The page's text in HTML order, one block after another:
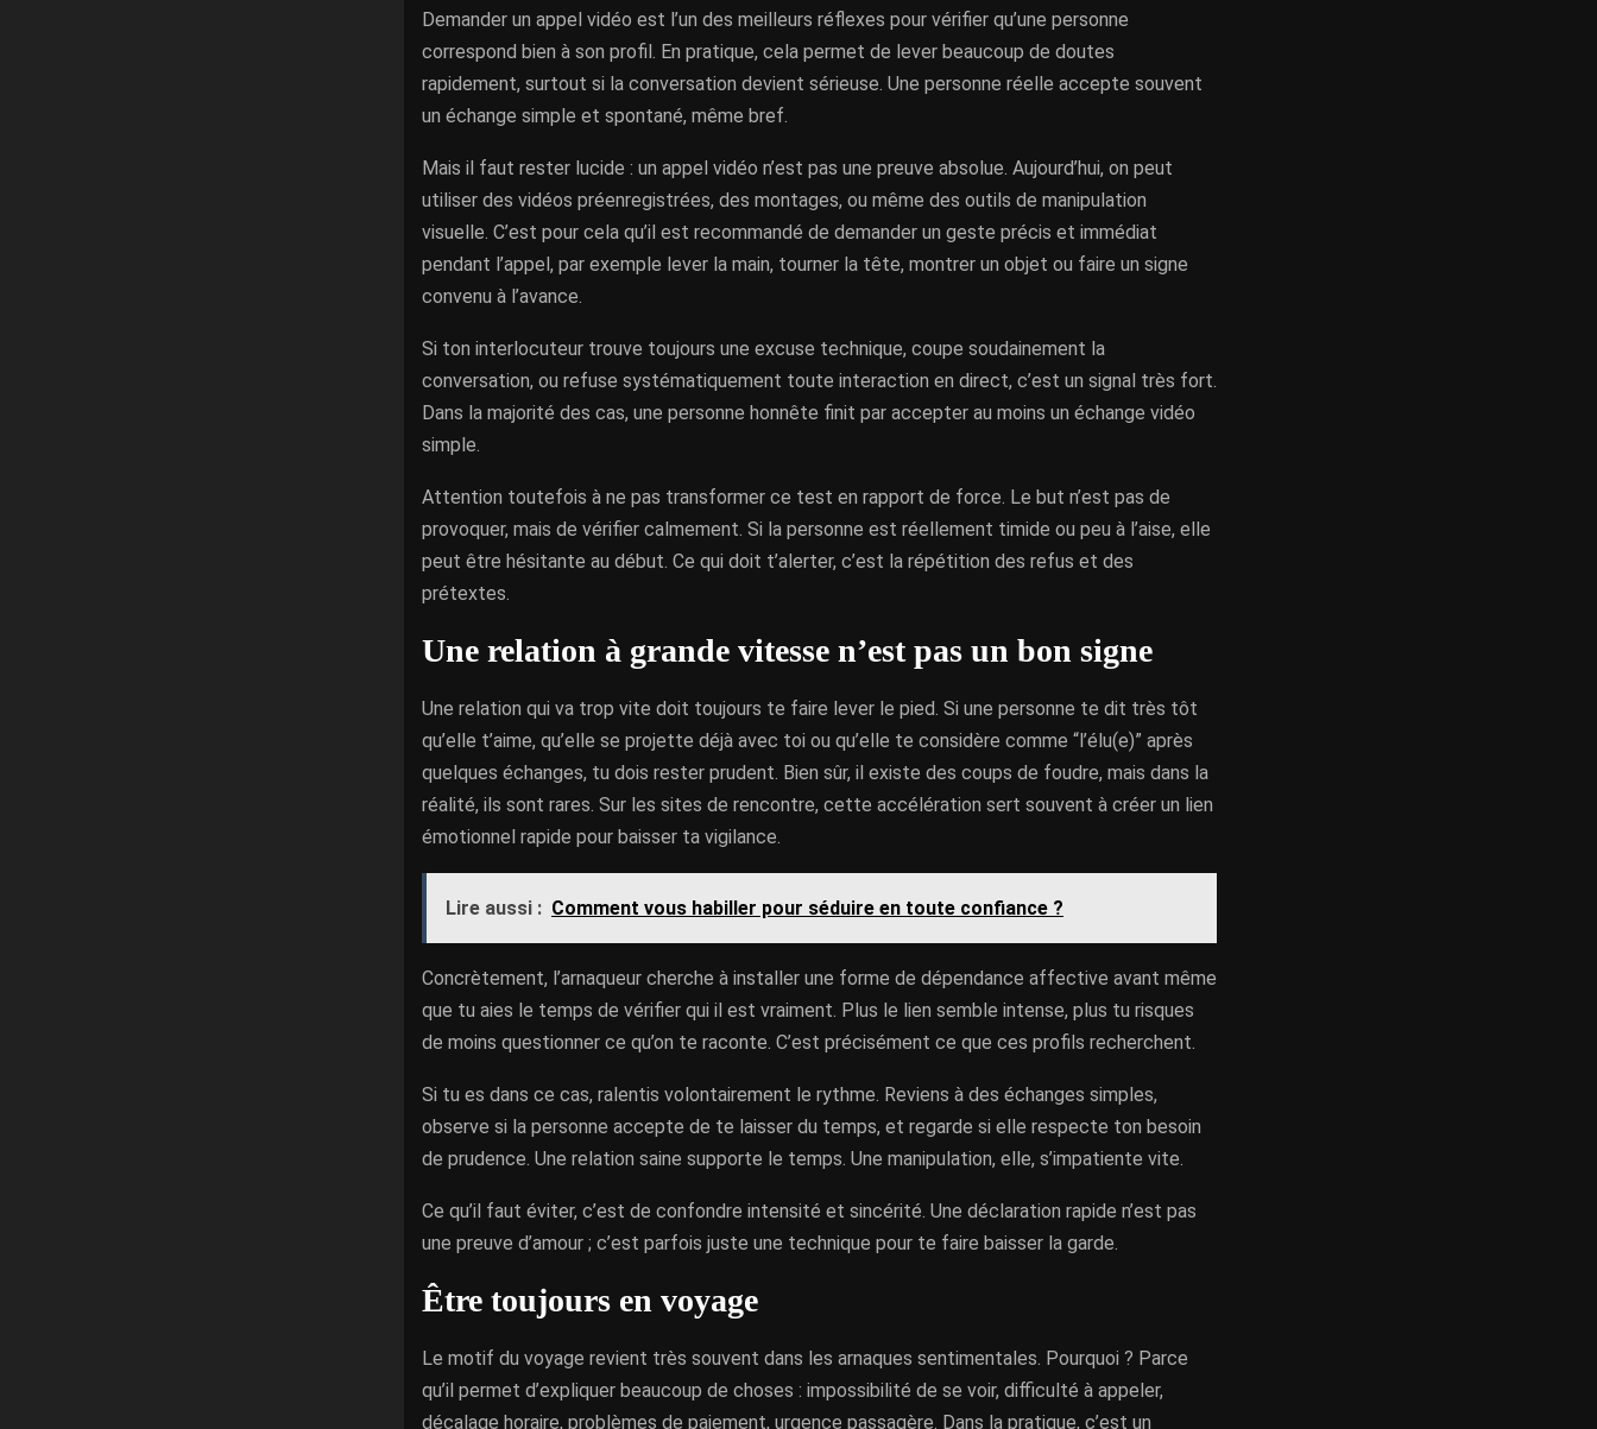
Demander un appel vidéo est l’un des meilleurs réflexes pour vérifier qu’une personne
correspond bien à son profil. En pratique, cela permet de lever beaucoup de doutes
rapidement, surtout si la conversation devient sérieuse. Une personne réelle accepte souvent
un échange simple et spontané, même bref.
Mais il faut rester lucide : un appel vidéo n’est pas une preuve absolue. Aujourd’hui, on peut
utiliser des vidéos préenregistrées, des montages, ou même des outils de manipulation
visuelle. C’est pour cela qu’il est recommandé de demander un geste précis et immédiat
pendant l’appel, par exemple lever la main, tourner la tête, montrer un objet ou faire un signe
convenu à l’avance.
Si ton interlocuteur trouve toujours une excuse technique, coupe soudainement la
conversation, ou refuse systématiquement toute interaction en direct, c’est un signal très fort.
Dans la majorité des cas, une personne honnête finit par accepter au moins un échange vidéo
simple.
Attention toutefois à ne pas transformer ce test en rapport de force. Le but n’est pas de
provoquer, mais de vérifier calmement. Si la personne est réellement timide ou peu à l’aise, elle
peut être hésitante au début. Ce qui doit t’alerter, c’est la répétition des refus et des
prétextes.
Une relation à grande vitesse n’est pas un bon signe
Une relation qui va trop vite doit toujours te faire lever le pied. Si une personne te dit très tôt
qu’elle t’aime, qu’elle se projette déjà avec toi ou qu’elle te considère comme “l’élu(e)” après
quelques échanges, tu dois rester prudent. Bien sûr, il existe des coups de foudre, mais dans la
réalité, ils sont rares. Sur les sites de rencontre, cette accélération sert souvent à créer un lien
émotionnel rapide pour baisser ta vigilance.
Lire aussi : Comment vous habiller pour séduire en toute confiance ?
Concrètement, l’arnaqueur cherche à installer une forme de dépendance affective avant même
que tu aies le temps de vérifier qui il est vraiment. Plus le lien semble intense, plus tu risques
de moins questionner ce qu’on te raconte. C’est précisément ce que ces profils recherchent.
Si tu es dans ce cas, ralentis volontairement le rythme. Reviens à des échanges simples,
observe si la personne accepte de te laisser du temps, et regarde si elle respecte ton besoin
de prudence. Une relation saine supporte le temps. Une manipulation, elle, s’impatiente vite.
Ce qu’il faut éviter, c’est de confondre intensité et sincérité. Une déclaration rapide n’est pas
une preuve d’amour ; c’est parfois juste une technique pour te faire baisser la garde.
Être toujours en voyage
Le motif du voyage revient très souvent dans les arnaques sentimentales. Pourquoi ? Parce
qu’il permet d’expliquer beaucoup de choses : impossibilité de se voir, difficulté à appeler,
décalage horaire, problèmes de paiement, urgence passagère. Dans la pratique, c’est un